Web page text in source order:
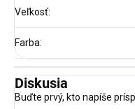
Veľkosť:
Farba:
Diskusia
Buďte prvý, kto napíše